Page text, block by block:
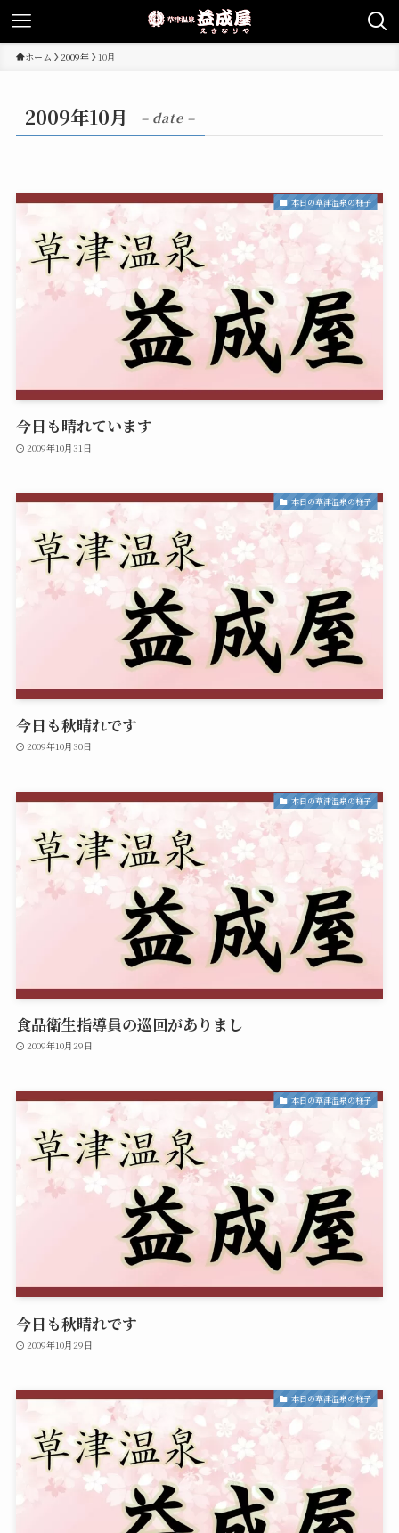
ホーム 2009年 10月
2009年10月 – date –
本日の草津温泉の様子
今日も晴れています
2009年10月31日
本日の草津温泉の様子
今日も秋晴れです
2009年10月30日
本日の草津温泉の様子
食品衛生指導員の巡回がありまし
2009年10月29日
本日の草津温泉の様子
今日も秋晴れです
2009年10月29日
本日の草津温泉の様子